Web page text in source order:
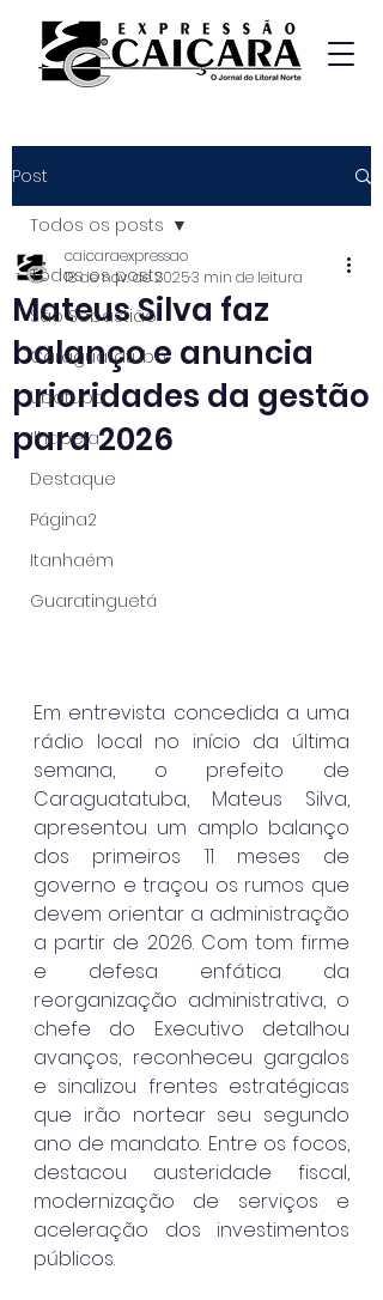
Post
Todos os posts
São Sebastião
Caraguatatuba
Ubatuba
Ilhabela
Destaque
Página2
Itanhaém
Guaratinguetá
Todos os posts
Mateus Silva faz
balanço e anuncia
prioridades da gestão
para 2026
caicaraexpressao
18 de nov. de 20253 min de leitura
Em entrevista concedida a uma
rádio local no início da última
semana, o prefeito de
Caraguatatuba, Mateus Silva,
apresentou um amplo balanço
dos primeiros 11 meses de
governo e traçou os rumos que
devem orientar a administração
a partir de 2026. Com tom firme
e defesa enfática da
reorganização administrativa, o
chefe do Executivo detalhou
avanços, reconheceu gargalos
e sinalizou frentes estratégicas
que irão nortear seu segundo
ano de mandato. Entre os focos,
destacou austeridade fiscal,
modernização de serviços e
aceleração dos investimentos
públicos.